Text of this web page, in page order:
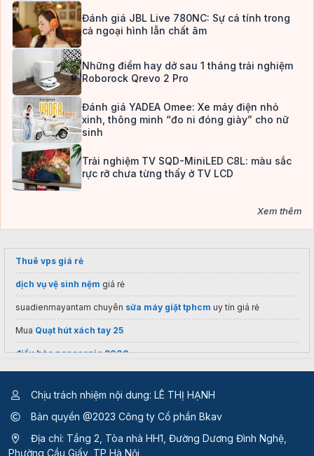
Đánh giá JBL Live 780NC: Sự cá tính trong
cả ngoại hình lẫn chất âm
Những điểm hay dở sau 1 tháng trải nghiệm
Roborock Qrevo 2 Pro
Đánh giá YADEA Omee: Xe máy điện nhỏ
xinh, thông minh “đo ni đóng giày” cho nữ
sinh
Trải nghiệm TV SQD-MiniLED C8L: màu sắc
rực rỡ chưa từng thấy ở TV LCD
Xem thêm
Thuê vps giá rẻ
dịch vụ vệ sinh nệm giá rẻ
suadienmayantam chuyên sửa máy giặt tphcm uy tín giá rẻ
Mua Quạt hút xách tay 25
điều hòa panasonic 9000
Bánthùng rác công cộng giá tốt
Vệ sinh công nghiệp quận 2giá rẻ
Hỗ trợ giặt sofa tại nhà
Chịu trách nhiệm nội dung: LÊ THỊ HẠNH
Bản quyền @2023 Công ty Cổ phần Bkav
Địa chỉ: Tầng 2, Tòa nhà HH1, Đường Dương Đình Nghệ,
Phường Cầu Giấy, TP Hà Nội